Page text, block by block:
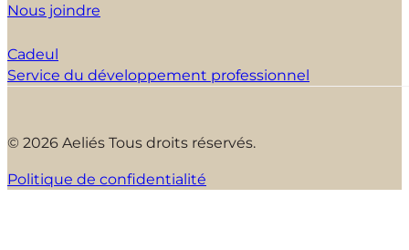
Nous joindre
Cadeul
Service du développement professionnel
© 2026 Aeliés Tous droits réservés.
Politique de confidentialité